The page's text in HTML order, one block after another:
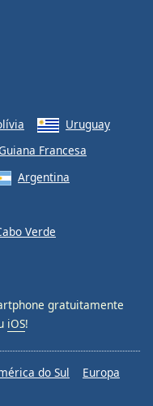
Uruguay
Francesa
Argentina
Verde
gratuitamente
iOS!
do Sul
Europa